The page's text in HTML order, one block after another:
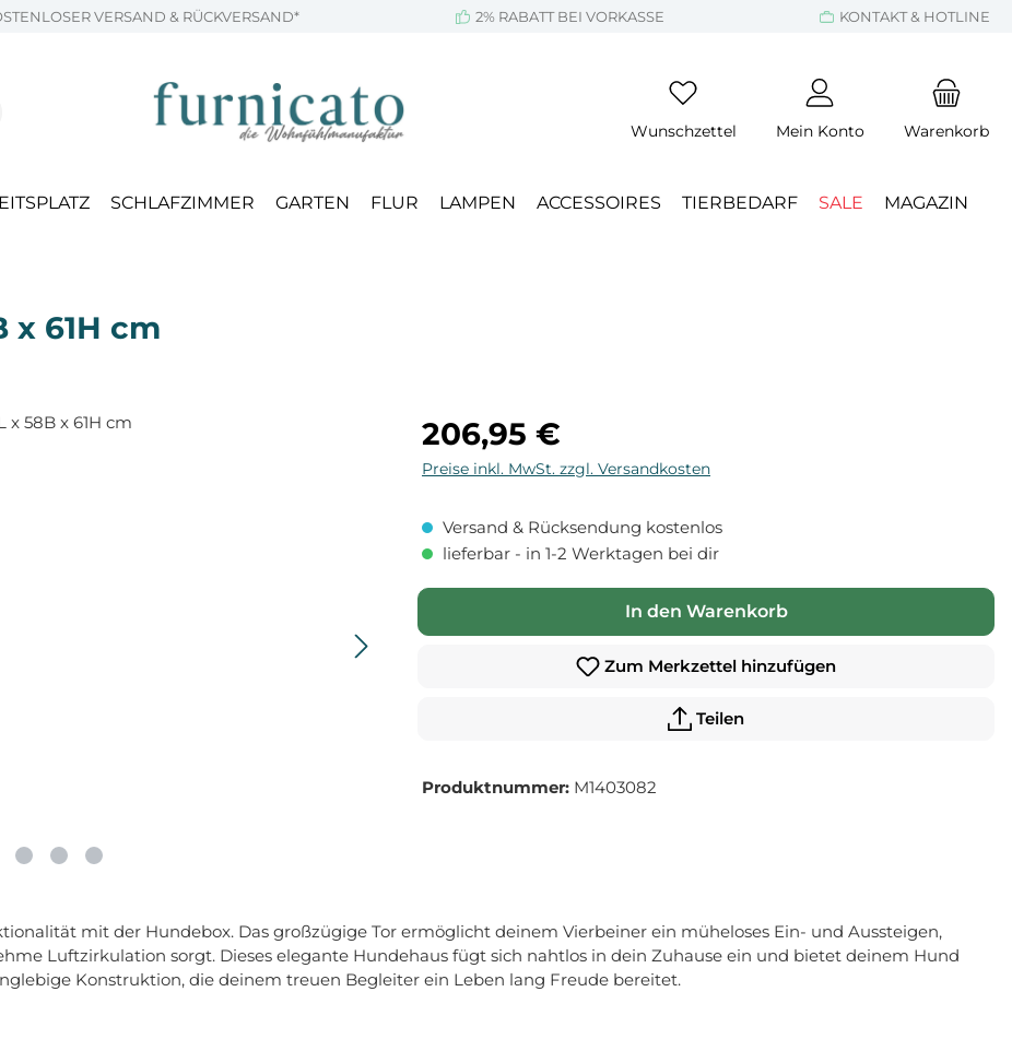
VERSAND & RÜCKVERSAND* 2% RABATT BEI VORKASSE KONTAKT & HOTLINE
Wunschzettel Mein Konto Warenkorb
SCHLAFZIMMER GARTEN FLUR LAMPEN ACCESSOIRES TIERBEDARF SALE MAGAZIN
x 61H cm
Regulärer Preis:
206,95 €
Preise inkl. MwSt. zzgl. Versandkosten
Versand & Rücksendung kostenlos
lieferbar - in 1-2 Werktagen bei dir
In den Warenkorb
Zum Merkzettel hinzufügen
Teilen
Produktnummer: M1403082
mit der Hundebox. Das großzügige Tor ermöglicht deinem Vierbeiner ein müheloses Ein- und Aussteigen,
Luftzirkulation sorgt. Dieses elegante Hundehaus fügt sich nahtlos in dein Zuhause ein und bietet deinem Hund
Konstruktion, die deinem treuen Begleiter ein Leben lang Freude bereitet.